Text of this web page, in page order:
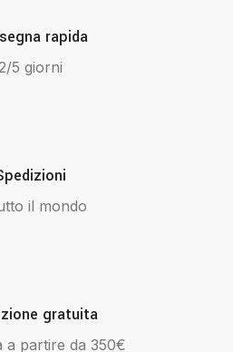
rapida
5 giorni
il mondo
gratuita
a partire da 350€